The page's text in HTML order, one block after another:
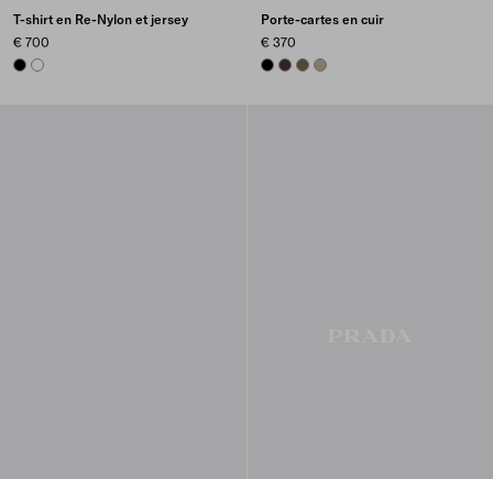
T-shirt en Re-Nylon et jersey
€ 700
BLACKWHITE
Porte-cartes en cuir
€ 370
BLACKDARK BROWN
FOREST GREEN
CLAY GREY